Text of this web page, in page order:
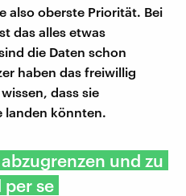
also oberste Priorität. Bei
das alles etwas
die Daten schon
haben das freiwillig
dass sie
landen könnten.
und zu
per se